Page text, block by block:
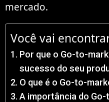
mercado.
Você vai
Por que o Go-to-
sucesso do seu
O que é o Go-to-
A importância do